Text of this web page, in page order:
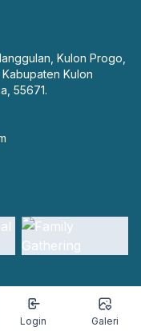
Login Galeri
Kulon Progo,
Kulon
55671.
Kembang
OpenSID
Silir v5.1.2